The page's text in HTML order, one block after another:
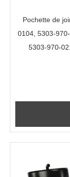
Pochette de
0104, 5303-
5303-970-